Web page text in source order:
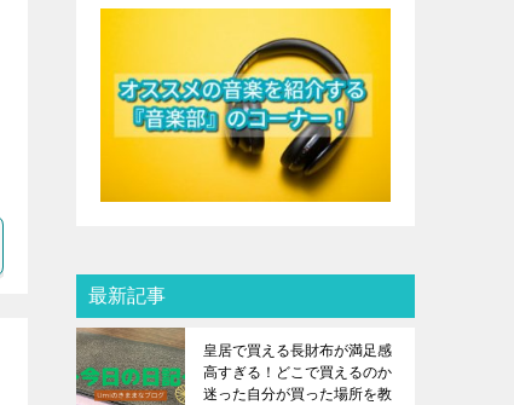
最新記事
皇居で買える長財布が満足感
高すぎる！どこで買えるのか
迷った自分が買った場所を教